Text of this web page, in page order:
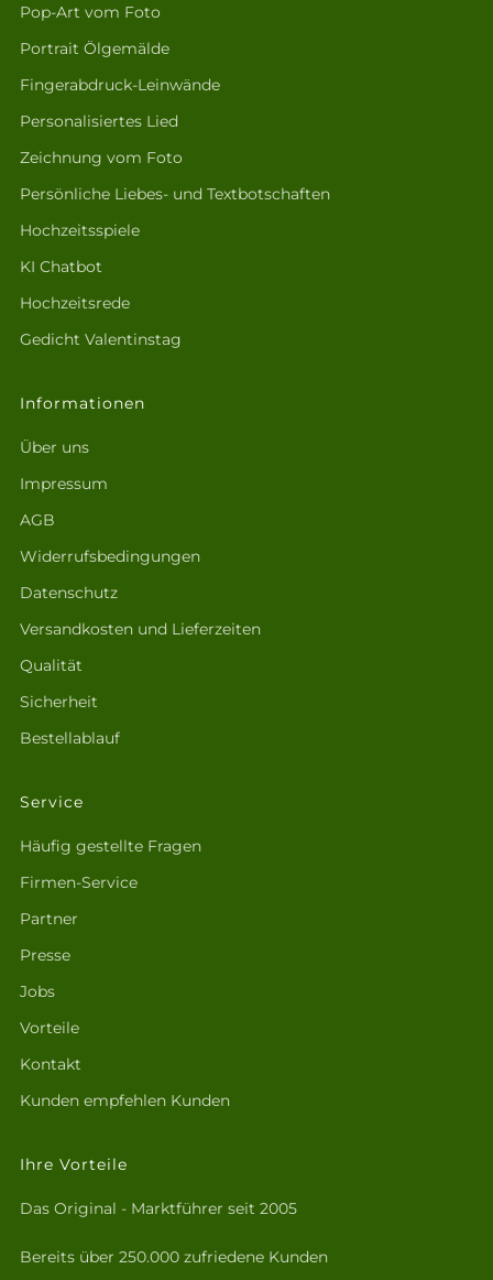
Pop-Art vom Foto
Portrait Ölgemälde
Fingerabdruck-Leinwände
Personalisiertes Lied
Zeichnung vom Foto
Persönliche Liebes- und Textbotschaften
Hochzeitsspiele
KI Chatbot
Hochzeitsrede
Gedicht Valentinstag
Informationen
Über uns
Impressum
AGB
Widerrufsbedingungen
Datenschutz
Versandkosten und Lieferzeiten
Qualität
Sicherheit
Bestellablauf
Service
Häufig gestellte Fragen
Firmen-Service
Partner
Presse
Jobs
Vorteile
Kontakt
Kunden empfehlen Kunden
Ihre Vorteile
Das Original - Marktführer seit 2005
Bereits über 250.000 zufriedene Kunden